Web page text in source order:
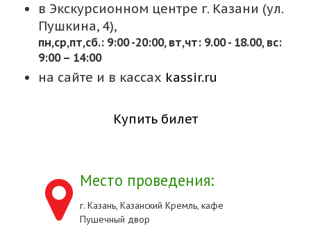
в Экскурсионном центре г. Казани (ул.
Пушкина, 4),
пн,cр,пт,сб.: 9:00 -20:00, вт,чт: 9.00 - 18.00, вс:
9:00 – 14:00
на сайте и в кассах kassir.ru
Купить билет
Место проведения:
г. Казань, Казанский Кремль, кафе
Пушечный двор